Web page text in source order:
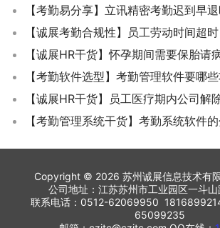
【考勤易分享】立讯精密考勤迟到早
Copyright © 2026 苏州诚展信息技术有
公司地址：江苏苏州市工业园区一斗
联系电话：0512-62069950
65099235